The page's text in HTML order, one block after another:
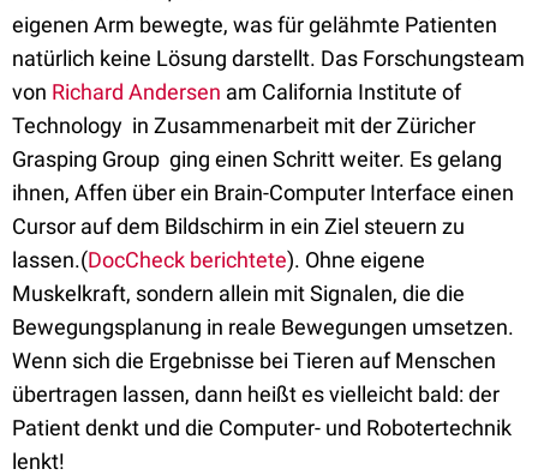
eigenen Arm bewegte, was für gelähmte Patienten
natürlich keine Lösung darstellt. Das Forschungsteam
von Richard Andersen am California Institute of
Technology  in Zusammenarbeit mit der Züricher
Grasping Group  ging einen Schritt weiter. Es gelang
ihnen, Affen über ein Brain-Computer Interface einen
Cursor auf dem Bildschirm in ein Ziel steuern zu
lassen.(DocCheck berichtete). Ohne eigene
Muskelkraft, sondern allein mit Signalen, die die
Bewegungsplanung in reale Bewegungen umsetzen.
Wenn sich die Ergebnisse bei Tieren auf Menschen
übertragen lassen, dann heißt es vielleicht bald: der
Patient denkt und die Computer- und Robotertechnik
lenkt!